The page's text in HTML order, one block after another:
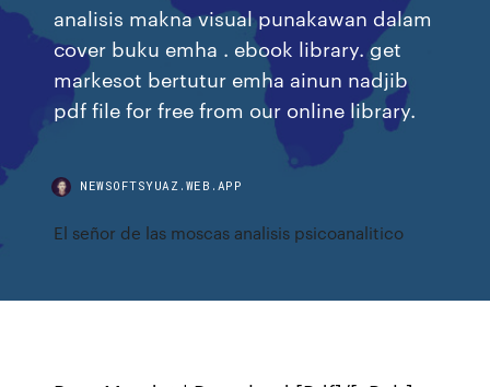
analisis makna visual punakawan dalam
cover buku emha . ebook library. get
markesot bertutur emha ainun nadjib
pdf file for free from our online library.
NEWSOFTSYUAZ.WEB.APP
El señor de las moscas analisis psicoanalitico